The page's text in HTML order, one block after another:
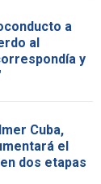
a
al
y
Cuba,
el
dos etapas